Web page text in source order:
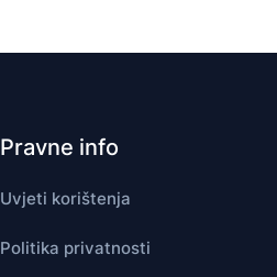
Pravne info
Uvjeti korištenja
Politika privatnosti